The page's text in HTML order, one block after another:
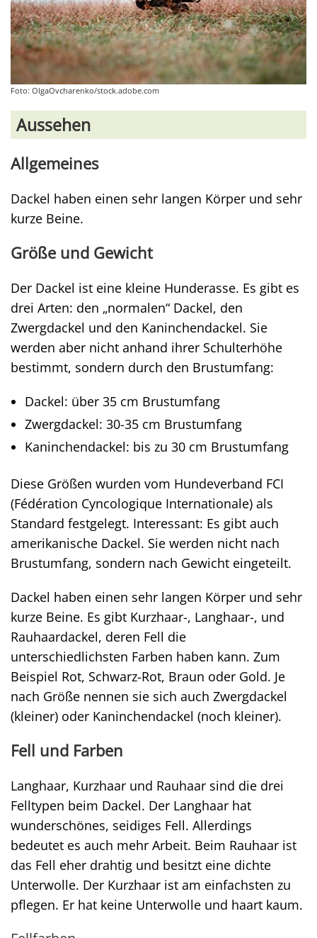
Foto: OlgaOvcharenko/stock.adobe.com
Aussehen
Allgemeines
Dackel haben einen sehr langen Körper und sehr
kurze Beine.
Größe und Gewicht
Der Dackel ist eine kleine Hunderasse. Es gibt es
drei Arten: den „normalen“ Dackel, den
Zwergdackel und den Kaninchendackel. Sie
werden aber nicht anhand ihrer Schulterhöhe
bestimmt, sondern durch den Brustumfang:
Dackel: über 35 cm Brustumfang
Zwergdackel: 30-35 cm Brustumfang
Kaninchendackel: bis zu 30 cm Brustumfang
Diese Größen wurden vom Hundeverband FCI
(Fédération Cyncologique Internationale) als
Standard festgelegt. Interessant: Es gibt auch
amerikanische Dackel. Sie werden nicht nach
Brustumfang, sondern nach Gewicht eingeteilt.
Dackel haben einen sehr langen Körper und sehr
kurze Beine. Es gibt Kurzhaar-, Langhaar-, und
Rauhaardackel, deren Fell die
unterschiedlichsten Farben haben kann. Zum
Beispiel Rot, Schwarz-Rot, Braun oder Gold. Je
nach Größe nennen sie sich auch Zwergdackel
(kleiner) oder Kaninchendackel (noch kleiner).
Fell und Farben
Langhaar, Kurzhaar und Rauhaar sind die drei
Felltypen beim Dackel. Der Langhaar hat
wunderschönes, seidiges Fell. Allerdings
bedeutet es auch mehr Arbeit. Beim Rauhaar ist
das Fell eher drahtig und besitzt eine dichte
Unterwolle. Der Kurzhaar ist am einfachsten zu
pflegen. Er hat keine Unterwolle und haart kaum.